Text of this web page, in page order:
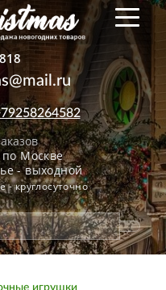
по Москве
- выходной
- круглосуточно
игрушки